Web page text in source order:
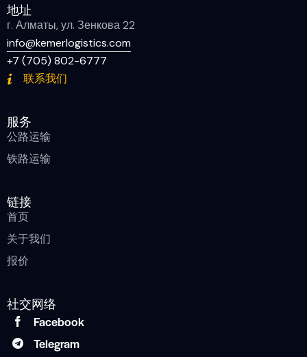
地址
г. Алматы, ул. Зенкова 22
info@kemerlogistics.com
+7 (705) 802-6777
联系我们
服务
公路运输
铁路运输
链接
首页
关于我们
报价
社交网络
Facebook
Telegram